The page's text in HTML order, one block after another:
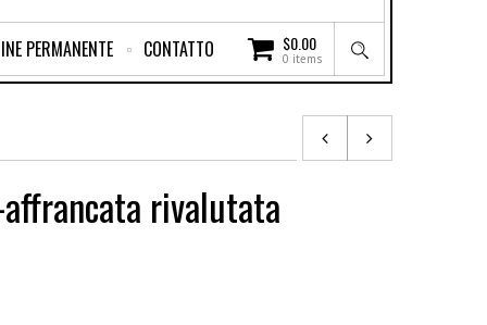
$0.00
0 items
PERMANENTE CONTATTO
rivalutata